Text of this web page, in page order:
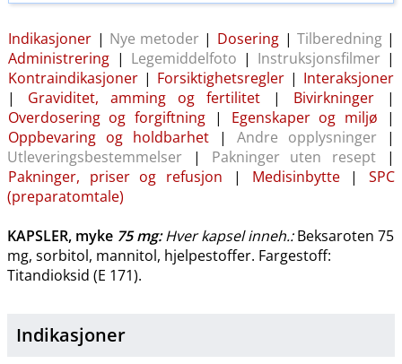
Indikasjoner | Nye metoder| Dosering | Tilberedning|
Administrering | Legemiddelfoto | Instruksjonsfilmer|
Kontraindikasjoner | Forsiktighetsregler | Interaksjoner
| Graviditet, amming og fertilitet | Bivirkninger |
Overdosering og forgiftning | Egenskaper og miljø |
Oppbevaring og holdbarhet |Andre opplysninger |
Utleveringsbestemmelser | Pakninger uten resept |
Pakninger, priser og refusjon | Medisinbytte | SPC
(preparatomtale)
KAPSLER, myke 75 mg:Hver kapsel inneh.:Beksaroten 75
mg, sorbitol, mannitol, hjelpestoffer. Fargestoff:
Titandioksid (E 171).
Indikasjoner